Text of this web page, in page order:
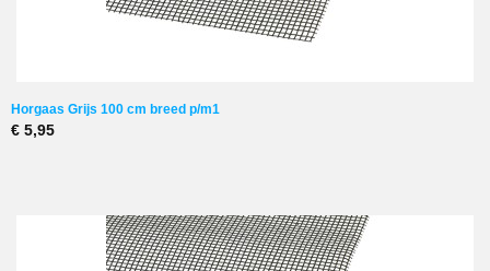
Horgaas Grijs 100 cm breed p/m1
€ 5,95